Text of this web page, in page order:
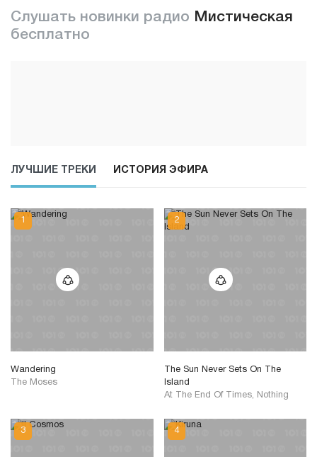
Слушать новинки радио Мистическая
бесплатно
ЛУЧШИЕ ТРЕКИ ИСТОРИЯ ЭФИРА
Wandering
The Moses
The Sun Never Sets On The
Island
At The End Of Times, Nothing